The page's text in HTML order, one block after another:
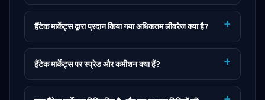
हैंटेक मार्केट्स द्वारा प्रदान किया गया अधिकतम लीवरेज क्या है?
हैंटेक मार्केट्स पर स्प्रेड और कमीशन क्या हैं?